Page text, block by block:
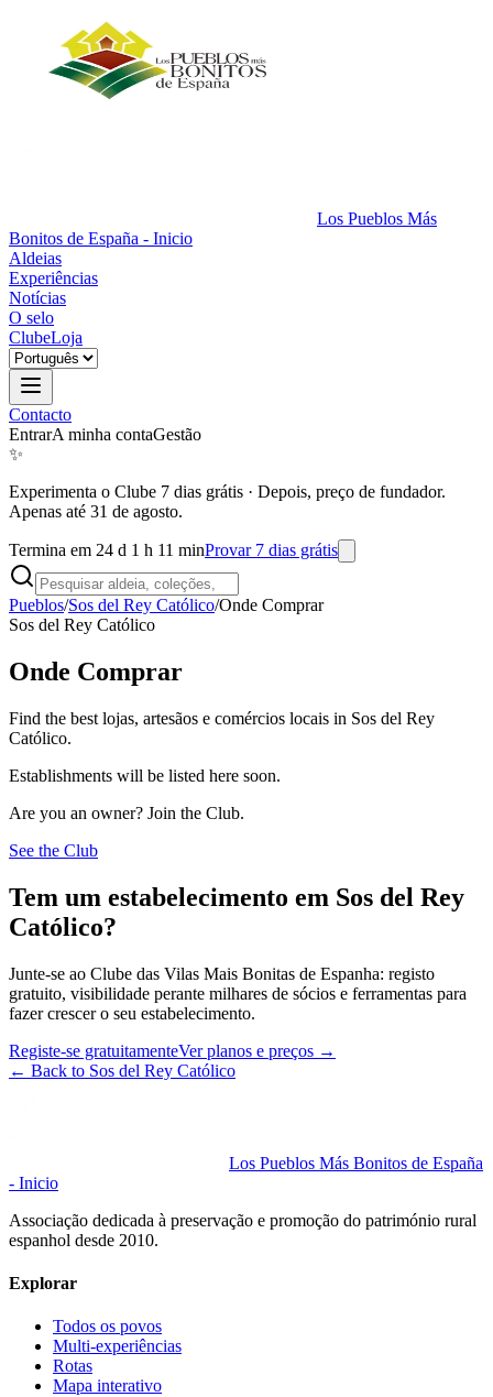
Los Pueblos Más
Bonitos de España - Inicio
Aldeias
Experiências
Notícias
O selo
ClubeLoja
Contacto
EntrarA minha contaGestão
✨
Experimenta o Clube 7 dias grátis · Depois, preço de fundador.
Apenas até 31 de agosto.
Termina em 24 d 1 h 11 minProvar 7 dias grátis
Pueblos/Sos del Rey Católico/Onde Comprar
Sos del Rey Católico
Onde Comprar
Find the best lojas, artesãos e comércios locais in Sos del Rey
Católico.
Establishments will be listed here soon.
Are you an owner? Join the Club.
See the Club
Tem um estabelecimento em Sos del Rey
Católico?
Junte-se ao Clube das Vilas Mais Bonitas de Espanha: registo
gratuito, visibilidade perante milhares de sócios e ferramentas para
fazer crescer o seu estabelecimento.
Registe-se gratuitamenteVer planos e preços →
← Back to Sos del Rey Católico
Los Pueblos Más Bonitos de España
- Inicio
Associação dedicada à preservação e promoção do património rural
espanhol desde 2010.
Explorar
Todos os povos
Multi-experiências
Rotas
Mapa interativo